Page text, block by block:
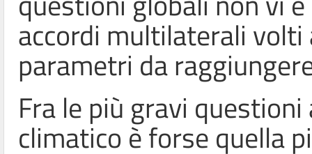
accordi multilaterali
parametri da
Fra le più gravi
climatico è forse quella